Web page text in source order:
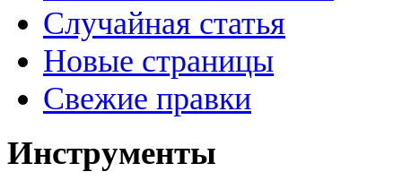
Случайная статья
Новые страницы
Свежие правки
Инструменты